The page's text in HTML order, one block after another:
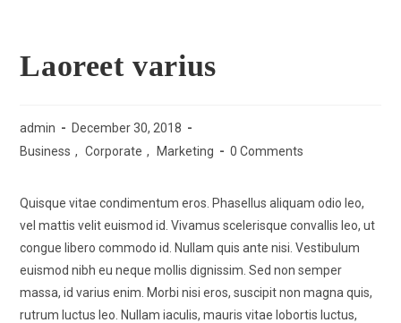
Laoreet varius
admin
December 30, 2018
Business , Corporate , Marketing 0 Comments
Quisque vitae condimentum eros. Phasellus aliquam odio leo,
vel mattis velit euismod id. Vivamus scelerisque convallis leo, ut
congue libero commodo id. Nullam quis ante nisi. Vestibulum
euismod nibh eu neque mollis dignissim. Sed non semper
massa, id varius enim. Morbi nisi eros, suscipit non magna quis,
rutrum luctus leo. Nullam iaculis, mauris vitae lobortis luctus,